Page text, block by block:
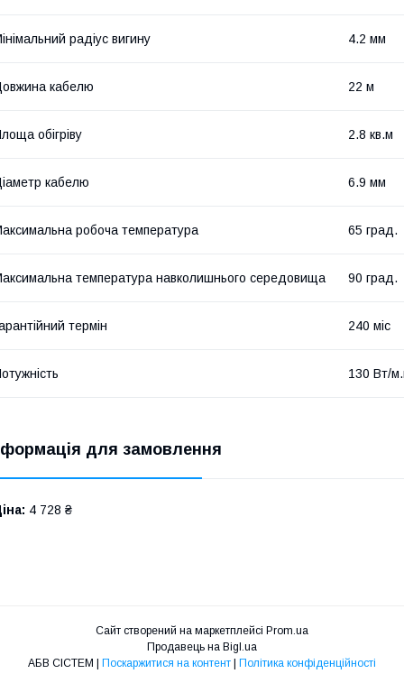
радіус вигину 4.2 мм
кабелю 22 м
обігріву 2.8 кв.м
кабелю 6.9 мм
робоча температура 65 град.
температура навколишнього середовища 90 град.
термін 240 міс
130 Вт/
для замовлення
4 728 ₴
Сайт створений на маркетплейсі Prom.ua
Продавець на Bigl.ua
Поскаржитися на контент Політика конфіденційності